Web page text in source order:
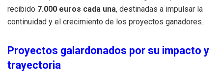
recibido 7.000 euros cada una, destinadas a impulsar la
continuidad y el crecimiento de los proyectos ganadores.
Proyectos galardonados por su impacto y
trayectoria